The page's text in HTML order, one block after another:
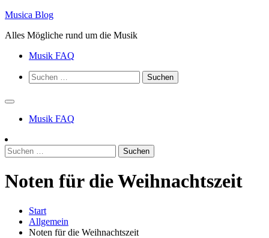
Zum
springen
Musica Blog
Alles Mögliche rund um die Musik
Musik FAQ
Suchen
nach:
Musik FAQ
Suchen
nach:
Noten für die Weihnachtszeit
Start
Allgemein
Noten für die Weihnachtszeit